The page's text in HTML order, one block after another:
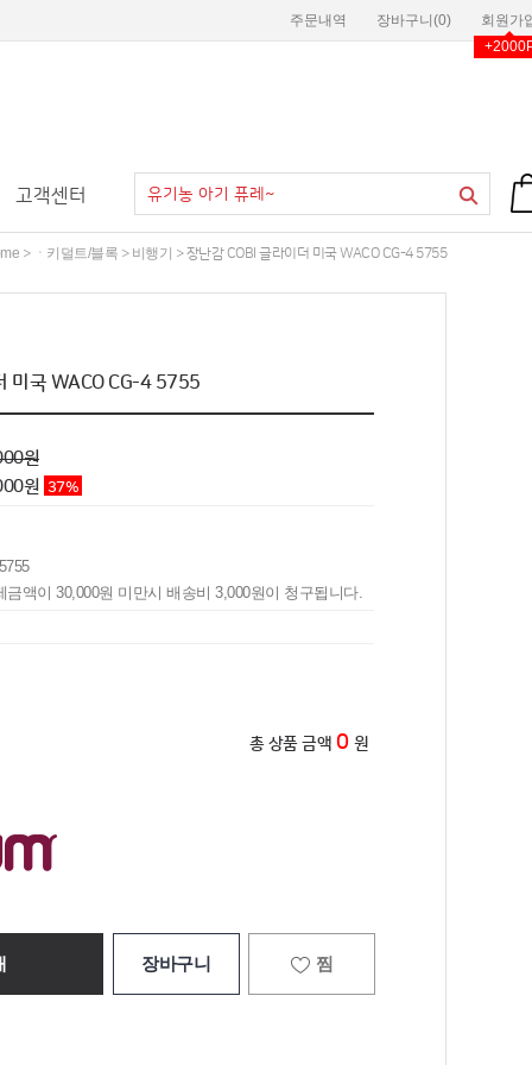
회원가
장바구니(0)
주문내역
고객센터
> ㆍ키덜트/블록 > 비행기 > 장난감 COBI 글라이더 미국 WACO CG-4 5755
미국 WACO CG-4 5755
원
원 37%
금액이 30,000원 미만시 배송비 3,000원이 청구됩니다.
총 상품 금액 0 원
장바구니 찜